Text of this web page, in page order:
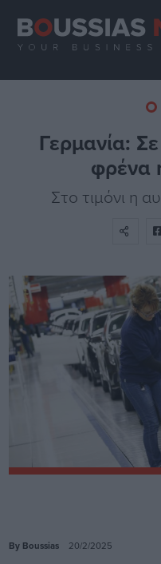
Γερμανία:
φρένα
Στο τιμόνι η
By Boussias 20/2/2025